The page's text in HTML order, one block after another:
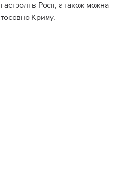
в Росії, а також можна
Криму.